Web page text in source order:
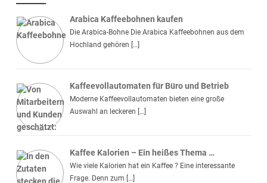
Arabica Kaffeebohnen kaufen
Die Arabica-Bohne Die Arabica Kaffeebohnen aus dem
Hochland gehören […]
Kaffeevollautomaten für Büro und Betrieb
Moderne Kaffeevollautomaten bieten eine große
Auswahl an leckeren […]
Kaffee Kalorien – Ein heißes Thema …
Wie viele Kalorien hat ein Kaffee ? Eine interessante
Frage. Denn zum […]